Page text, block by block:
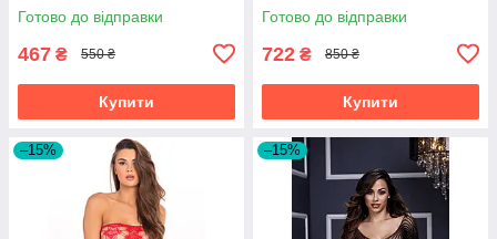
Готово до відправки
467 ₴ 550 ₴
Купити
Готово до відправки
722 ₴ 850 ₴
Купити
–15% –15%